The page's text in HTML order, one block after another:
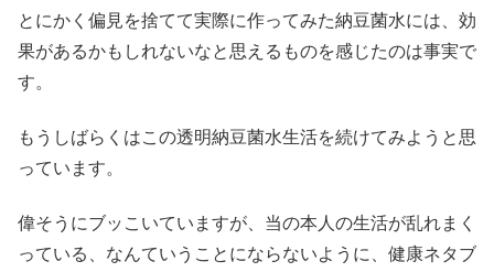
とにかく偏見を捨てて実際に作ってみた納豆菌水には、効
果があるかもしれないなと思えるものを感じたのは事実で
す。
もうしばらくはこの透明納豆菌水生活を続けてみようと思
っています。
偉そうにブッこいていますが、当の本人の生活が乱れまく
っている、なんていうことにならないように、健康ネタブ